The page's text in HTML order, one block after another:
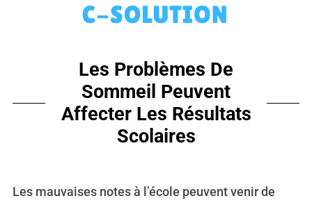
Les Problèmes De
Sommeil Peuvent
Affecter Les Résultats
Scolaires
Les mauvaises notes à l’école peuvent venir de